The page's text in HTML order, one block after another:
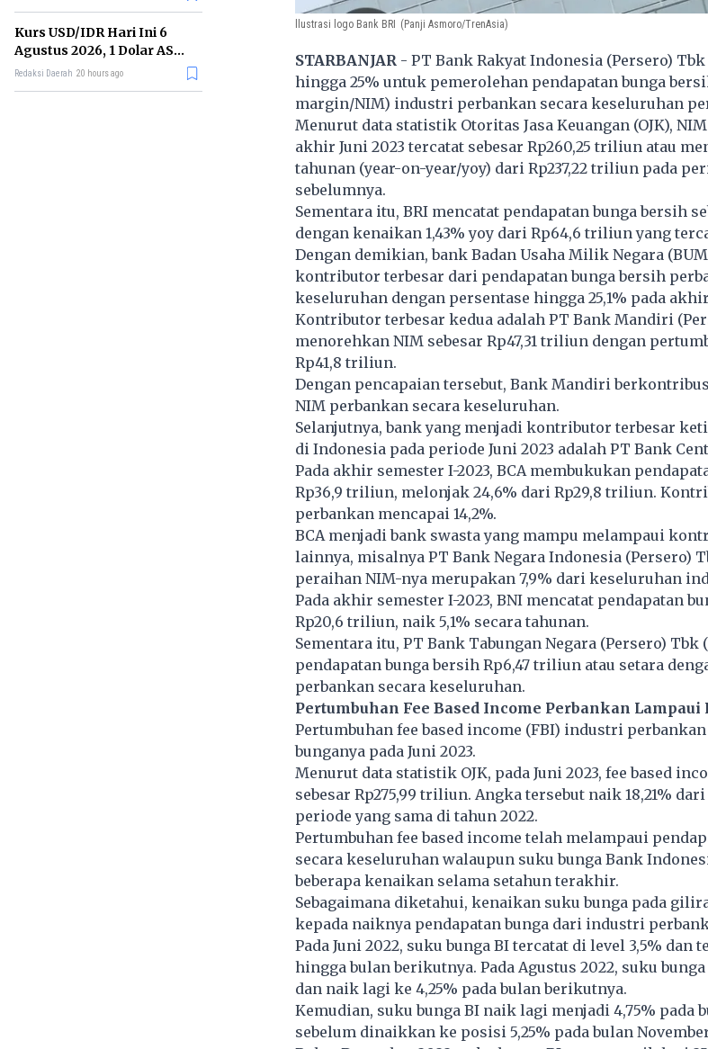
Kurs USD/IDR Hari Ini 6
Agustus 2026, 1 Dolar AS
Kini Berapa Rupiah?
Redaksi Daerah 20 hours ago
llustrasi logo Bank BRI (Panji Asmoro/TrenAsia)
STARBANJAR - PT Bank Rakyat Indonesia (Persero)
hingga 25% untuk pemerolehan pendapatan bunga
margin/NIM) industri perbankan secara keseluruhan
Menurut data statistik Otoritas Jasa Keuangan (OJK),
akhir Juni 2023 tercatat sebesar Rp260,25 triliun atau
tahunan (year-on-year/yoy) dari Rp237,22 triliun pada
sebelumnya.
Sementara itu, BRI mencatat pendapatan bunga bersih
dengan kenaikan 1,43% yoy dari Rp64,6 triliun yang
Dengan demikian, bank Badan Usaha Milik Negara
kontributor terbesar dari pendapatan bunga bersih
keseluruhan dengan persentase hingga 25,1% pada akhir
Kontributor terbesar kedua adalah PT Bank Mandiri
menorehkan NIM sebesar Rp47,31 triliun dengan
Rp41,8 triliun.
Dengan pencapaian tersebut, Bank Mandiri
NIM perbankan secara keseluruhan.
Selanjutnya, bank yang menjadi kontributor terbesar
di Indonesia pada periode Juni 2023 adalah PT Bank
Pada akhir semester I-2023, BCA membukukan
Rp36,9 triliun, melonjak 24,6% dari Rp29,8 triliun.
perbankan mencapai 14,2%.
BCA menjadi bank swasta yang mampu melampaui
lainnya, misalnya PT Bank Negara Indonesia (Persero)
peraihan NIM-nya merupakan 7,9% dari keseluruhan
Pada akhir semester I-2023, BNI mencatat pendapatan
Rp20,6 triliun, naik 5,1% secara tahunan.
Sementara itu, PT Bank Tabungan Negara (Persero) Tbk
pendapatan bunga bersih Rp6,47 triliun atau setara
perbankan secara keseluruhan.
Pertumbuhan Fee Based Income Perbankan Lampaui
Pertumbuhan fee based income (FBI) industri
bunganya pada Juni 2023.
Menurut data statistik OJK, pada Juni 2023, fee based
sebesar Rp275,99 triliun. Angka tersebut naik 18,21%
periode yang sama di tahun 2022.
Pertumbuhan fee based income telah melampaui
secara keseluruhan walaupun suku bunga Bank
beberapa kenaikan selama setahun terakhir.
Sebagaimana diketahui, kenaikan suku bunga pada
kepada naiknya pendapatan bunga dari industri
Pada Juni 2022, suku bunga BI tercatat di level 3,5% dan
hingga bulan berikutnya. Pada Agustus 2022, suku
dan naik lagi ke 4,25% pada bulan berikutnya.
Kemudian, suku bunga BI naik lagi menjadi 4,75% pada
sebelum dinaikkan ke posisi 5,25% pada bulan